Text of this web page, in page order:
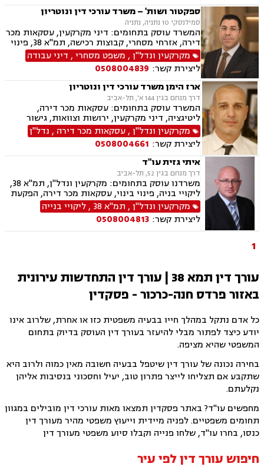
ספקטור ושות' – משרד עורכי דין ונוטריון
סמילנסקי 10 נתניה, נתניה
המשרד עוסק בתחומים: דיני מקרקעין, עסקאות מכר
דירה, אזרחי מסחרי, קבוצות רכישה, תמ"א 38, פינוי
בינוי, פינוי מושכר, נדל"ן, מיסוי נדל"ן, ליטיגציה,
גישור ובוררויות, דיור מוגן, דיירות מוגנת , דיני
חוזים, דיני עבודה, דיני תאגידים, זכויות נשים
בהריון, ליווי עסקי
מקרקעין ונדל"ן, משפט מסחרי, דיני עבודה
ליצירת קשר: 0508004839
ארז הימן משרד עורכי דין ונוטריון
דרך מנחם בגין 144 א', תל-אביב
המשרד עוסק בתחומים: עסקאות מכר דירה,
ליטיגציה, דיני מקרקעין, ירושות וצוואות, גישור
ובוררויות, נדל"ן, מיסוי נדל"ן, נוטריון, ערבויות
ושטרות , תמ"א 38, ליקויי בנייה, בנקים, סדר דין
אזרחי וראיות, דיני חוזים, הסכמי ממון, קבוצות
רכישה, פינוי מושכר, ייפוי כח מתמשך
מקרקעין ונדל"ן,עסקאות מכר דירה , נדל"ן
ליצירת קשר: 0508004661
איתי גזית עו"ד
דרך מנחם בגין 52, תל-אביב
משרדנו עוסק בתחומים: מקרקעין ונדל"ן, תמ"א 38,
ליקויי בניה, פינוי בינוי, עסקאות מכר דירה, הפקעת
קרקעות, הוצאה לפועל, פשיטת רגל, מחיקת חובות
והסדרי חובות, סדר דין אזרחי, משפט מסחרי,
ירושות וצוואת, ייפוי כוח מתמשך, דיני משפה.
מקרקעין ונדל"ן, תמ"א 38 ,ליקויי בנייה
ליצירת קשר: 0508004813
1
עורך דין תמא 38 | עורך דין התחדשות עירונית
באזור פרדס חנה-כרכור - פסקדין
כל אדם נתקל במהלך חייו בבעיה משפטית כזו או אחרת, שלרוב אינו
יודע כיצד לפתור מבלי להיעזר בעורך דין העוסק בדיוק בתחום
המשפטי שהיא מציפה.
בחירה נכונה של עורך דין שיטפל בבעיה חשובה מאין כמוה ולרוב היא
שתקבע אם תצליחו לייצר פתרון טוב, יעיל וחסכוני בנסיבות אליהן
נקלעתם.
מחפשים עו"ד? באתר פסקדין תמצאו מאות עורכי דין מובילים במגוון
תחומים משפטיים. לפניה מיידית וייעוץ משפטי מהיר מעורך דין
כנסו, בחרו עו"ד, שלחו פנייה וקבלו סיוע משפטי מעורך דין
חיפוש עורך דין לפי עיר